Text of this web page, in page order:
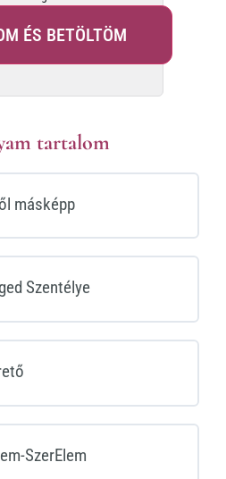
ÉS BETÖLTÖM
tartalom
másképp
Szentélye
SzerElem